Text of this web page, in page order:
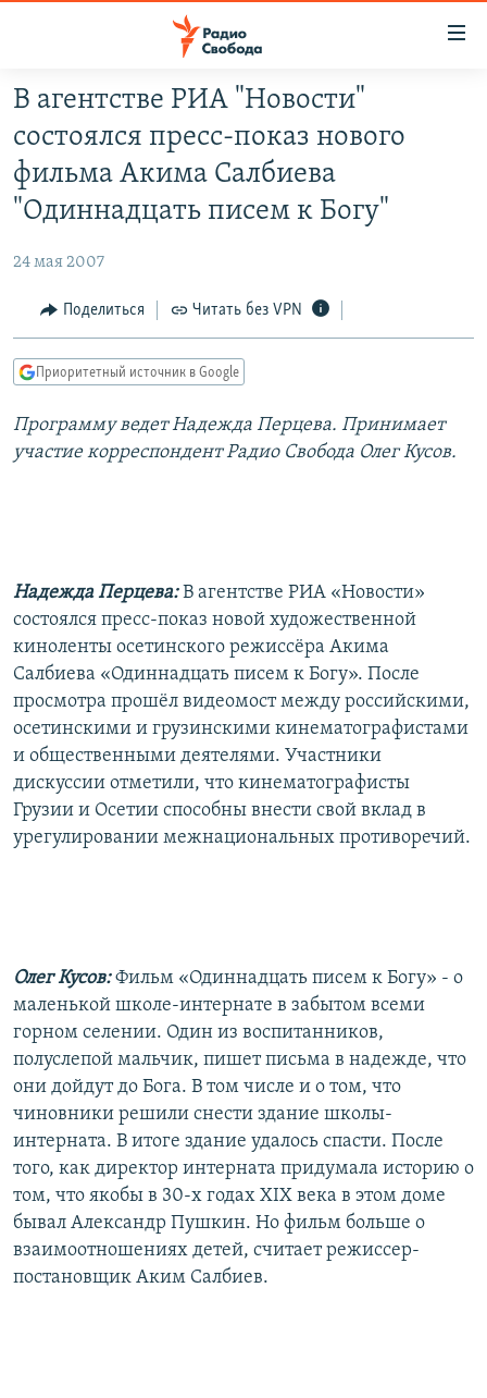
упрощенного
доступа
Вернуться
основному
Вернутся
главной
Вернутся
поиску
ПОДКАСТЫ
АВТОРСКИЕ ПРОЕКТЫ
МНЕНИЯ
КУЛЬТУРА
КАВКАЗ.РЕАЛИИ
СЕВЕР.РЕАЛИИ
СИБИРЬ.РЕАЛИИ
СОЦИАЛЬНЫЕ СЕТИ
Все сайты РСЕ/РС
В агентстве РИА "Новости"
состоялся пресс-показ нового
фильма Акима Салбиева
"Одиннадцать писем к Богу"
24 мая 2007
Поделиться Читать без VPN
Приоритетный источник в Google
Программу ведет Надежда Перцева. Принимает
участие корреспондент Радио Свобода Олег Кусов.
Надежда Перцева:В агентстве РИА «Новости»
состоялся пресс-показ новой художественной
киноленты осетинского режиссёра Акима
Салбиева «Одиннадцать писем к Богу». После
просмотра прошёл видеомост между российскими,
осетинскими и грузинскими кинематографистами
и общественными деятелями. Участники
дискуссии отметили, что кинематографисты
Грузии и Осетии способны внести свой вклад в
урегулировании межнациональных противоречий.
Олег Кусов:Фильм «Одиннадцать писем к Богу» - о
маленькой школе-интернате в забытом всеми
горном селении. Один из воспитанников,
полуслепой мальчик, пишет письма в надежде, что
они дойдут до Бога. В том числе и о том, что
чиновники решили снести здание школы-
интерната. В итоге здание удалось спасти. После
того, как директор интерната придумала историю о
том, что якобы в 30-х годах XIX века в этом доме
бывал Александр Пушкин. Но фильм больше о
взаимоотношениях детей, считает режиссер-
постановщик Аким Салбиев.